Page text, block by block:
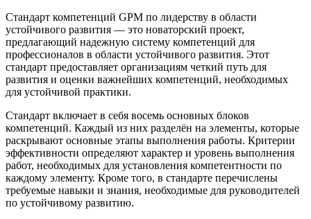
Стандарт компетенций GPM по лидерству в области
устойчивого развития — это новаторский проект,
предлагающий надежную систему компетенций для
профессионалов в области устойчивого развития. Этот
стандарт предоставляет организациям четкий путь для
развития и оценки важнейших компетенций, необходимых
для устойчивой практики.
Стандарт включает в себя восемь основных блоков
компетенций. Каждый из них разделён на элементы, которые
раскрывают основные этапы выполнения работы. Критерии
эффективности определяют характер и уровень выполнения
работ, необходимых для установления компетентности по
каждому элементу. Кроме того, в стандарте перечислены
требуемые навыки и знания, необходимые для руководителей
по устойчивому развитию.